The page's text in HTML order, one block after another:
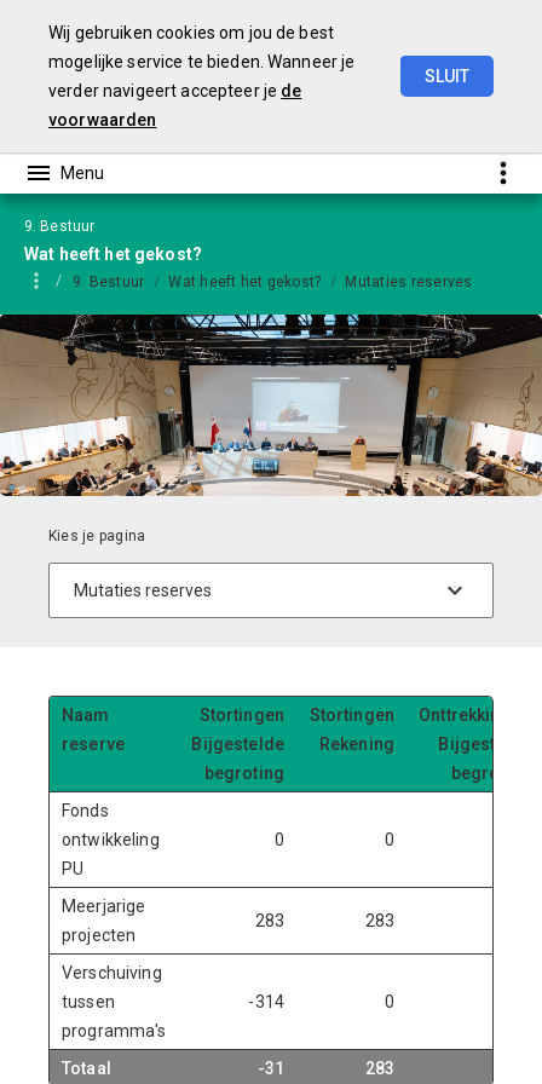
Wij gebruiken cookies om jou de best
mogelijke service te bieden. Wanneer je
verder navigeert accepteer je de
voorwaarden
SLUIT
9. Bestuur
Wat heeft het gekost?
9. Bestuur Wat heeft het gekost? Mutaties reserves
Naam
reserve
Stortingen
Bijgestelde
begroting
Stortingen
Rekening
Onttrekkingen
Bijgestelde
begroting
Fonds
ontwikkeling
PU
0 0
Meerjarige
projecten
283 283
Verschuiving
tussen
programma's
-314 0
Totaal -31 283